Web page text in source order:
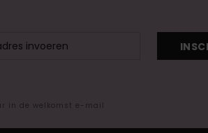
in de welkomst e-mail